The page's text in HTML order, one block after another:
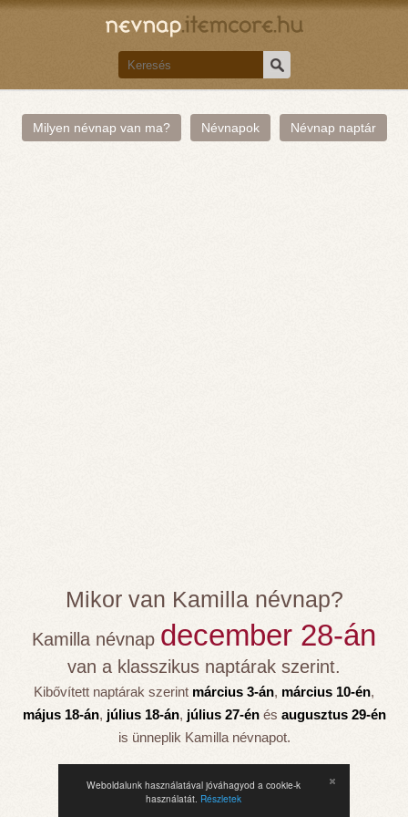
Weboldalunk használatával jóváhagyod a cookie-k
használatát. Részletek
Milyen névnap van ma? Névnapok Névnap naptár
Mikor van Kamilla névnap?
Kamilla névnap december 28-án
van a klasszikus naptárak szerint.
Kibővített naptárak szerint március 3-án, március 10-én,
május 18-án, július 18-án, július 27-énés augusztus 29-én
is ünneplik Kamilla névnapot.